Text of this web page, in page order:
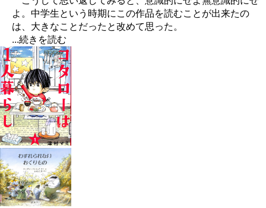
よ。中学生という時期にこの作品を読むことが出来たの
は、大きなことだったと改めて思った。
...続きを読む